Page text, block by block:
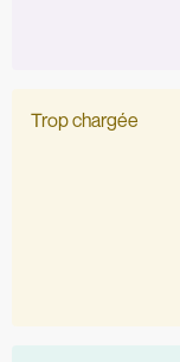
Trop chargée